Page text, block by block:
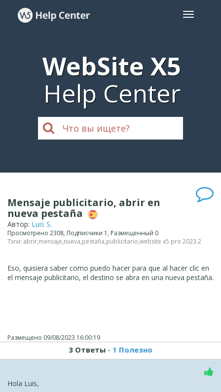
WebSite X5
Help Center
Mensaje publicitario, abrir en
nueva pestaña
Автор: Luis S.
Просмотрено 2308, Подписчики 1, Размещенный 0
Тэги: abrir,mensaje,nueva,pestaña,publicitario,website x5 pro 2023.2
Eso, quisiera saber como puedo hacer para que al hacer clic en
el mensaje publicitario, el destino se abra en una nueva pestaña.
Размещено 09/08/2023 16:00:19
3 Ответы - 1 Полезно
Hola Luis,